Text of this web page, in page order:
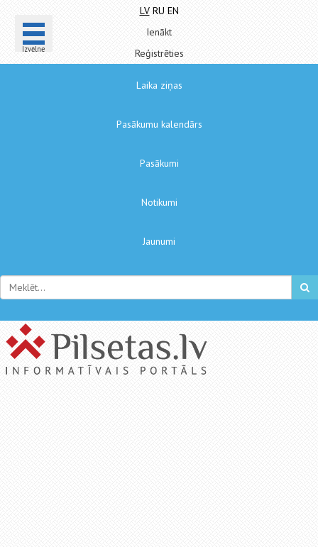
Izvēlne
LV RU EN
Ienākt
Reģistrēties
Laika ziņas
Pasākumu kalendārs
Pasākumi
Notikumi
Jaunumi